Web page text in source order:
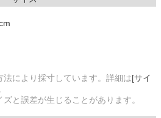
により採寸しています。詳細は[サイ
と誤差が生じることがあります。